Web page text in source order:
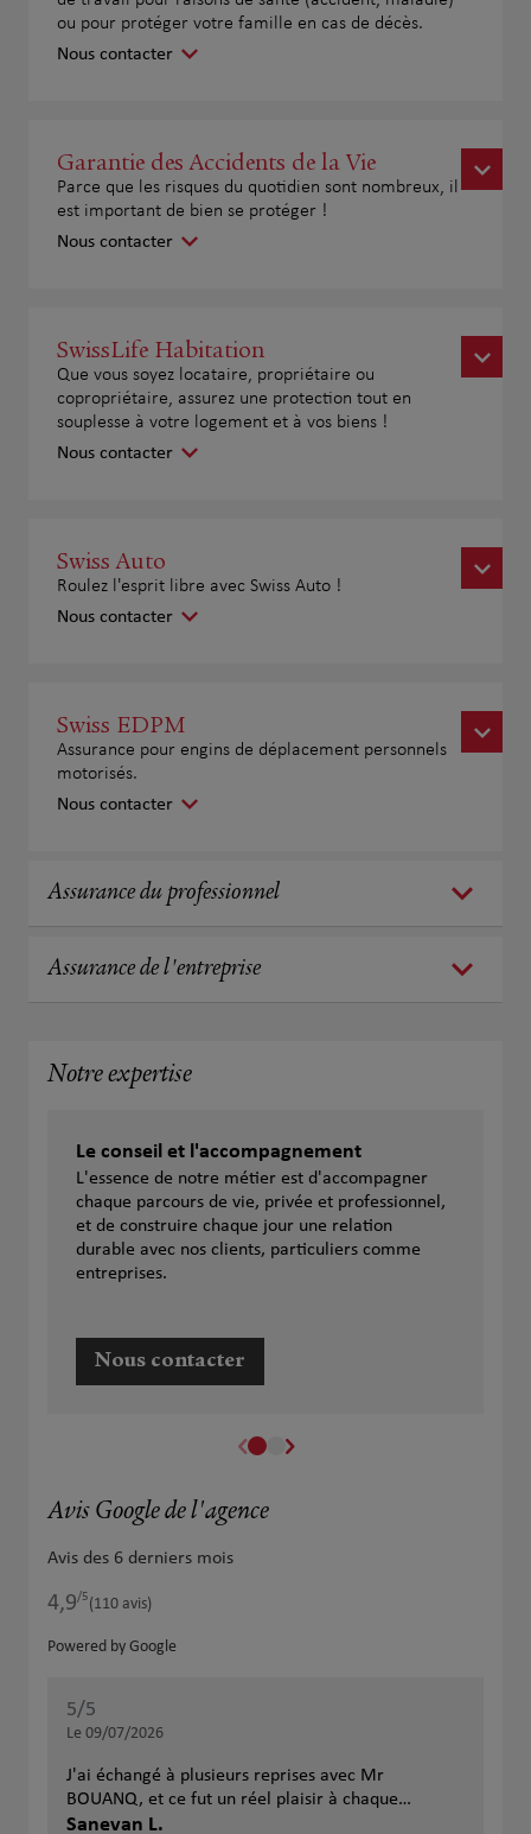
ou pour protéger votre famille en cas de décès.
Nous contacter
Garantie des Accidents de la Vie
Parce que les risques du quotidien sont nombreux, il
est important de bien se protéger !
Nous contacter
SwissLife Habitation
Que vous soyez locataire, propriétaire ou
copropriétaire, assurez une protection tout en
souplesse à votre logement et à vos biens !
Nous contacter
Swiss Auto
Roulez l'esprit libre avec Swiss Auto !
Nous contacter
Swiss EDPM
Assurance pour engins de déplacement personnels
motorisés.
Nous contacter
Assurance du professionnel
Assurance de l'entreprise
Notre expertise
Le conseil et l'accompagnement
L'essence de notre métier est d'accompagner
chaque parcours de vie, privée et professionnel,
et de construire chaque jour une relation
durable avec nos clients, particuliers comme
entreprises.
Nous contacter
Avis Google de l'agence
Avis des 6 derniers mois
4,9/5Note de 4.9 sur 5
(110 avis)
Powered by Google
5/5
Le 09/07/2026
J'ai échangé à plusieurs reprises avec Mr
BOUANQ, et ce fut un réel plaisir à chaque
rencontre, tant Mr BOUANQ fait preuve de
Sanevan L.